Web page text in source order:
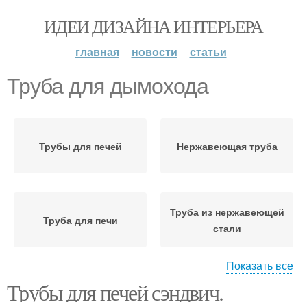
ИДЕИ ДИЗАЙНА ИНТЕРЬЕРА
главная новости статьи
Труба для дымохода
Трубы для печей Нержавеющая труба
Труба для печи
Труба из нержавеющей
стали
Трубы для печки Дымоход для бани
Показать все
Трубы для печей сэндвич.